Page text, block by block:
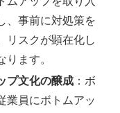
、事前に対処策を
リスクが顕在化し
ます。
プ文化の醸成 ：ボ
業員にボトムアッ